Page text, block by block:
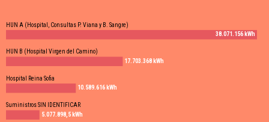
38.071.156 kWh
17.703.368 kWh
10.589.616 kWh
5.077.898,5 kWh
HUN A (Hospital, Consultas P. Viana y B. Sangre)
HUN B (Hospital Virgen del Camino)
Hospital Reina Sofia
Suministros SIN IDENTIFICAR